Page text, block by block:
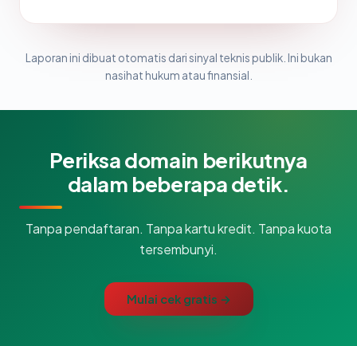
Laporan ini dibuat otomatis dari sinyal teknis publik. Ini bukan
nasihat hukum atau finansial.
Periksa domain berikutnya
dalam beberapa detik.
Tanpa pendaftaran. Tanpa kartu kredit. Tanpa kuota
tersembunyi.
Mulai cek gratis →